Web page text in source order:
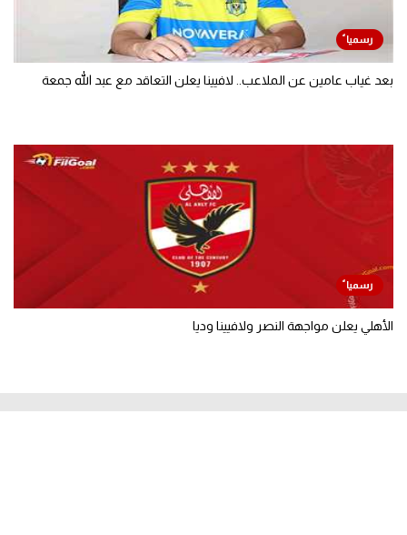
بعد غياب عامين عن الملاعب.. لافيينا يعلن التعاقد مع عبد الله جمعة
الأهلي يعلن مواجهة النصر ولافيينا وديا